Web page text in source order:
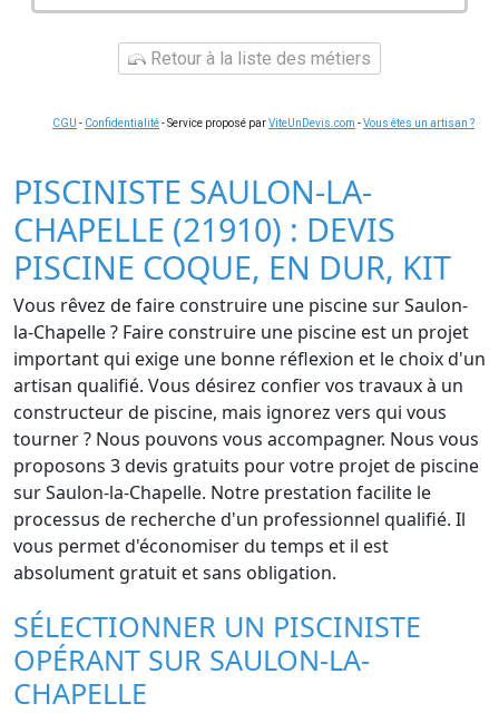
Retour à la liste des métiers
CGU - Confidentialité- Service proposé parViteUnDevis.com -Vous êtes un artisan ?
PISCINISTE SAULON-LA-
CHAPELLE (21910) : DEVIS
PISCINE COQUE, EN DUR, KIT
Vous rêvez de faire construire une piscine sur Saulon-
la-Chapelle ? Faire construire une piscine est un projet
important qui exige une bonne réflexion et le choix d'un
artisan qualifié. Vous désirez confier vos travaux à un
constructeur de piscine, mais ignorez vers qui vous
tourner ? Nous pouvons vous accompagner. Nous vous
proposons 3 devis gratuits pour votre projet de piscine
sur Saulon-la-Chapelle. Notre prestation facilite le
processus de recherche d'un professionnel qualifié. Il
vous permet d'économiser du temps et il est
absolument gratuit et sans obligation.
SÉLECTIONNER UN PISCINISTE
OPÉRANT SUR SAULON-LA-
CHAPELLE